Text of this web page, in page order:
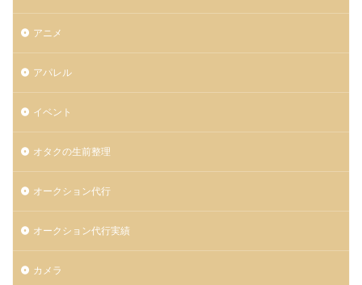
アニメ
アパレル
イベント
オタクの生前整理
オークション代行
オークション代行実績
カメラ